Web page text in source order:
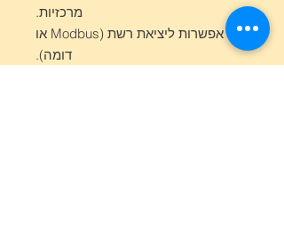
מרכזיות.
אפשרות ליציאת רשת (Modbus או
דומה).